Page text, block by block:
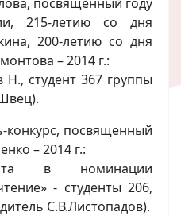
215-летию со дня
200-летию со дня
– 2014 г.:
студент 367 группы
конкурс, посвященный
– 2014 г.:
в номинации
- студенты 206,
С.В.Листопадов).